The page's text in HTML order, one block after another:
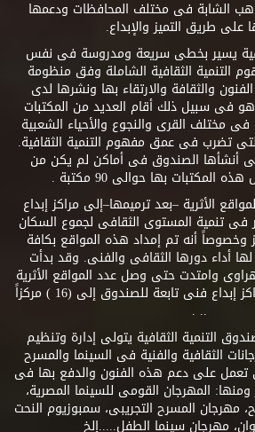
الشابة فى مختلف المحافظات ودعمها
طريق التميز والإبداع.
يسير بخطى سريعة ومدروسة فى نفس
التنمية الثقافية الشاملة وفق منظومة
والثقافة والارتقاء بها ونشرها لدى
فى سبيل ذلك أقام العديد من المكتبات
فى مختلف القرى والنجوع والأحياء الشعبية
تضرب فى عمق مفهوم التنمية الثقافية.
أنشأها الصندوق فى أماكن لم يكن من
المكتبات بها حوالى 90 مكتبة .
الأثرية –بعد ترميمها–إلى مراكز إبداع
فى تنمية المستوى الثقافى لجموع السكان
وخصوصاً أنه تم إمداد هذه المواقع بكافة
أداء دورها الثقافى والفنى. وقد بدأت
1996 ببيت الهراوى وامتدت حتى وصل عدد المواقع الأثرية
التى تم تحويلها إلى مراكز إبداع فنى تابعة للصندوق إلى (16 ) مركزاً
.. .
التنمية الثقافية يتولى إدارة وتنظيم
الثقافية والفنية فى السينما والمسرح
تعمل على دعم هذه الفنون والدفع بها فى
ومنها: المهرجان القومى للسينما المصرية،
مهرجان المسرح التجريبى، سمبوزيوم النحت
مهرجان سينما الطفل.....إلخ